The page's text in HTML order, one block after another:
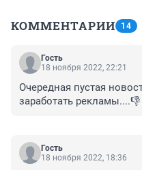
КОММЕНТАРИИ 14
Гость
18 ноября 2022, 22:21
Очередная пустая
заработать рекламы....👎
Гость
18 ноября 2022, 18:36